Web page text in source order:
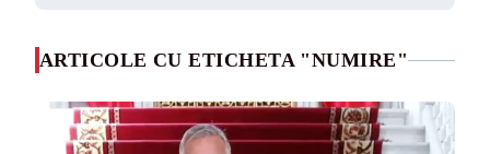
ARTICOLE CU ETICHETA "NUMIRE"